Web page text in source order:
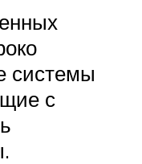
системы
с